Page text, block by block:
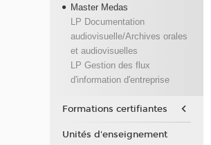
Master Medas
LP Documentation
audiovisuelle/Archives orales
et audiovisuelles
LP Gestion des flux
d'information d'entreprise
Formations certifiantes
Unités d'enseignement